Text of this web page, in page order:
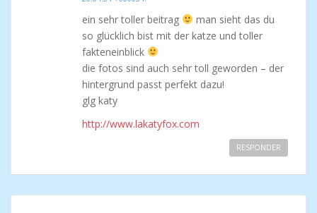
ein sehr toller beitrag
man sieht das du
so glücklich bist mit der katze und toller
fakteneinblick
die fotos sind auch sehr toll geworden – der
hintergrund passt perfekt dazu!
glg katy
http://www.lakatyfox.com
RESPONDER